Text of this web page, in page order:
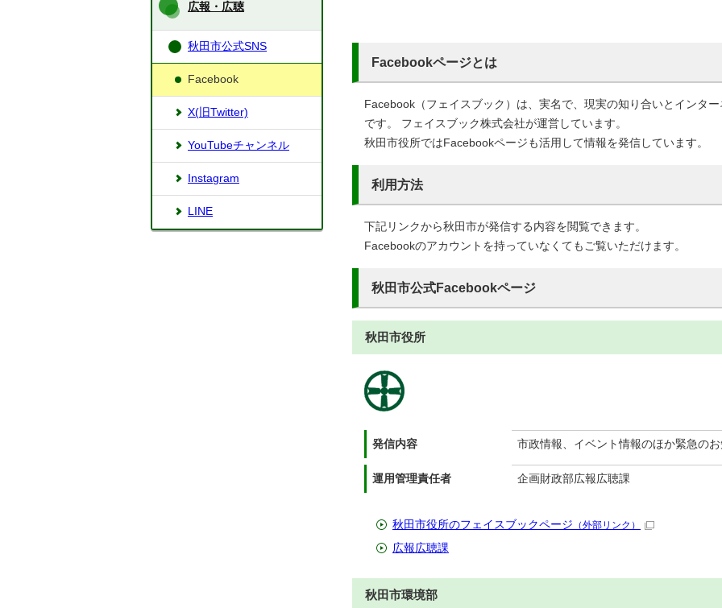
Facebookページとは
Facebook （フェイスブック）は、実名で、現実の知り合いとインタ
です。 フェイスブック株式会社が運営しています。
秋田市役所では Facebookページも活用して情報を発信しています。
利用方法
下記リンクから秋田市が発信する内容を閲覧できます。
Facebookのアカウントを持っていなくてもご覧いただけます。
秋田市公式Facebookページ
秋田市役所
発信内容 市政情報、イベント情報のほか緊急の
運用管理責任者 企画財政部広報広聴課
秋田市役所のフェイスブックページ （外部リンク）
広報広聴課
秋田市環境部
広報・広聴
秋田市公式SNS
Facebook
X(旧Twitter)
YouTubeチャンネル
Instagram
LINE